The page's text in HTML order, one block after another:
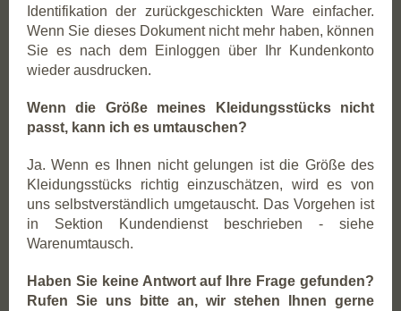
Identifikation der zurückgeschickten Ware einfacher.
Wenn Sie dieses Dokument nicht mehr haben, können
Sie es nach dem Einloggen über Ihr Kundenkonto
wieder ausdrucken.
Wenn die Größe meines Kleidungsstücks nicht
passt, kann ich es umtauschen?
Ja. Wenn es Ihnen nicht gelungen ist die Größe des
Kleidungsstücks richtig einzuschätzen, wird es von
uns selbstverständlich umgetauscht. Das Vorgehen ist
in Sektion Kundendienst beschrieben - siehe
Warenumtausch.
Haben Sie keine Antwort auf Ihre Frage gefunden?
Rufen Sie uns bitte an, wir stehen Ihnen gerne